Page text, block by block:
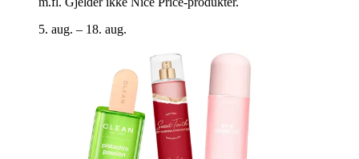
5. aug. – 18. aug.